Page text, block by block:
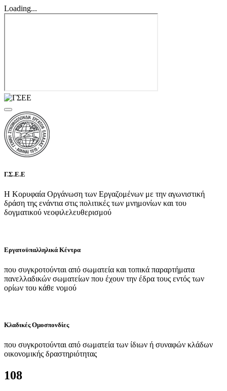
Loading...
Γ.Σ.Ε.Ε
Η Κορυφαία Οργάνωση των Εργαζομένων με την αγωνιστική
δράση της ενάντια στις πολιτικές των μνημονίων και του
δογματικού νεοφιλελευθερισμού
Εργατοϋπαλληλικά Κέντρα
που συγκροτούνται από σωματεία και τοπικά παραρτήματα
πανελλαδικών σωματείων που έχουν την έδρα τους εντός των
ορίων του κάθε νομού
Κλαδικές Ομοσπονδίες
που συγκροτούνται από σωματεία των ίδιων ή συναφών κλάδων
οικονομικής δραστηριότητας
108